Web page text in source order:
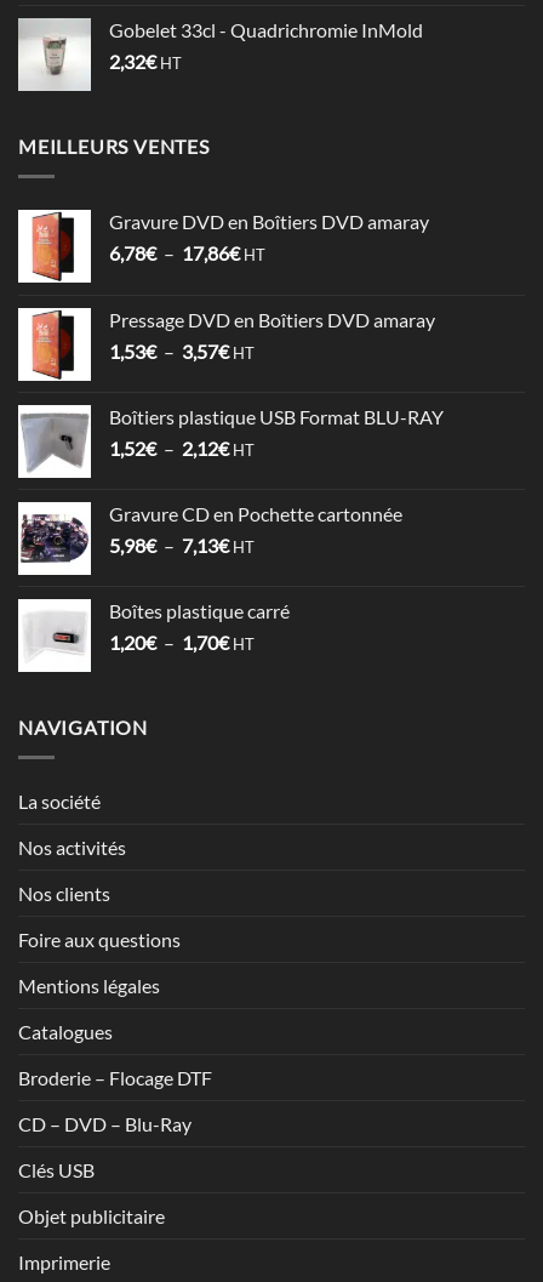
Gobelet 33cl - Quadrichromie InMold
2,32€ HT
MEILLEURS VENTES
Gravure DVD en Boîtiers DVD amaray
6,78€ – 17,86€Plage
6,78€
à
HT
Pressage DVD en Boîtiers DVD amaray
1,53€ – 3,57€Plage
1,53€
à
HT
Boîtiers plastique USB Format BLU-RAY
1,52€ – 2,12€Plage
1,52€
à
HT
Gravure CD en Pochette cartonnée
5,98€ – 7,13€Plage
5,98€
à
HT
Boîtes plastique carré
1,20€ – 1,70€Plage
HT
NAVIGATION
La société
Nos activités
Nos clients
Foire aux questions
Mentions légales
Catalogues
Broderie – Flocage DTF
CD – DVD – Blu-Ray
Clés USB
Objet publicitaire
Imprimerie